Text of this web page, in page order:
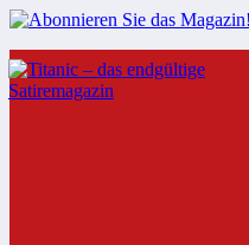
Zum
Inhalt
springen